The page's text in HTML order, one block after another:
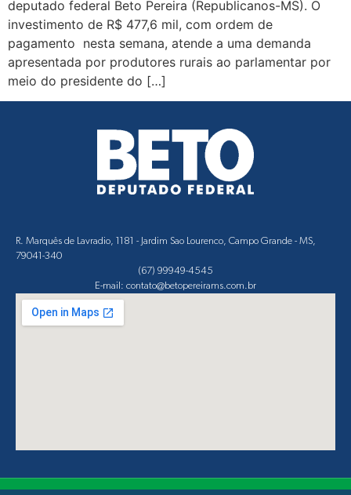
deputado federal Beto Pereira (Republicanos-MS). O
investimento de R$ 477,6 mil, com ordem de
pagamento nesta semana, atende a uma demanda
apresentada por produtores rurais ao parlamentar por
meio do presidente do […]
R. Marquês de Lavradio, 1181 - Jardim Sao Lourenco, Campo Grande - MS,
79041-340
(67) 99949-4545
E-mail: contato@betopereirams.com.br